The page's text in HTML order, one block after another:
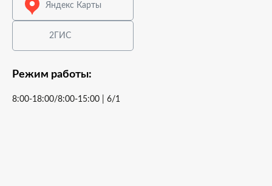
Яндекс Карты
2ГИС
Режим работы:
8:00-18:00/8:00-15:00 | 6/1